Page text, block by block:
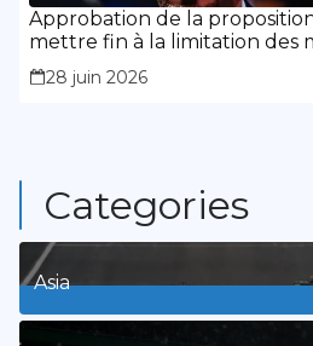
Approbation de la
mettre fin à la limitation des
présidence
28 juin 2026
Categories
Asia
1Posts